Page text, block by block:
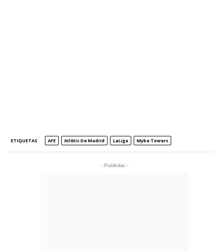
ETIQUETAS AFE Atlètic De Madrid LaLiga Myke Towers
- Publicitat -